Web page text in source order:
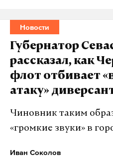
Новости
Губернатор
рассказал, как
флот отбивает
атаку»
Чиновник таким
«громкие звуки» в
Иван Соколов